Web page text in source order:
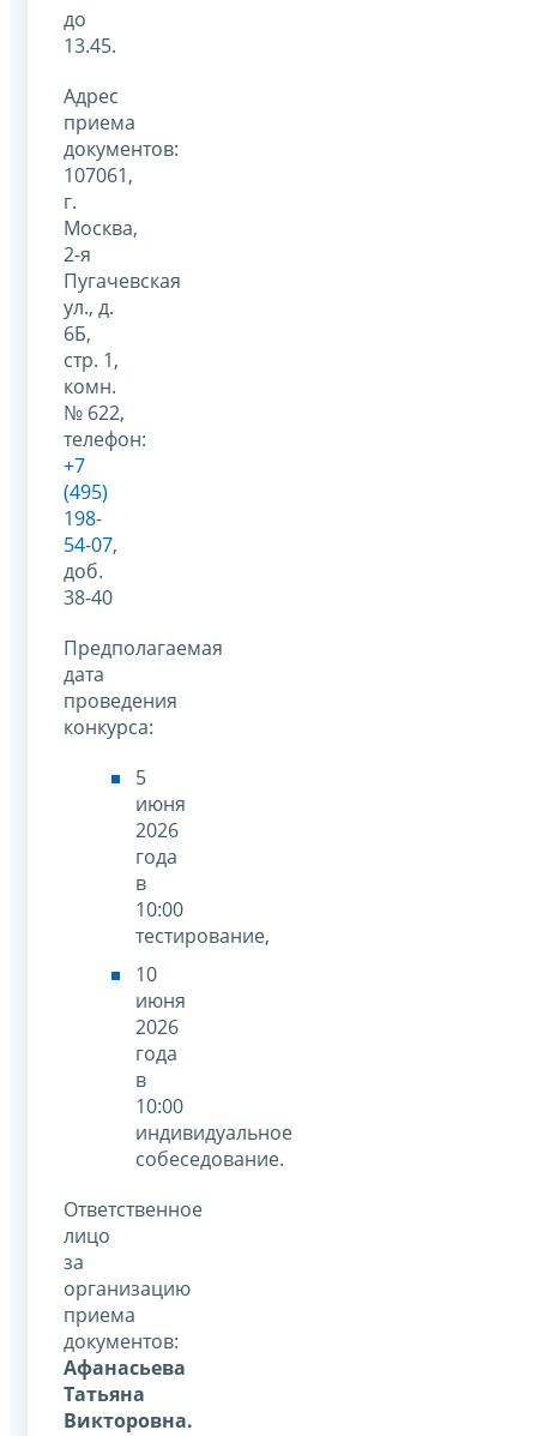
до
13.45.
Адрес
приема
документов:
107061,
г.
Москва,
2-я
Пугачевская
ул., д.
6Б,
стр. 1,
комн.
№ 622,
телефон:
+7
(495)
198-
54-07,
доб.
38-40
Предполагаемая
дата
проведения
конкурса:
5
июня
2026
года
в
10:00
тестирование,
10
июня
2026
года
в
10:00
индивидуальное
собеседование.
Ответственное
лицо
за
организацию
приема
документов:
Афанасьева
Татьяна
Викторовна.